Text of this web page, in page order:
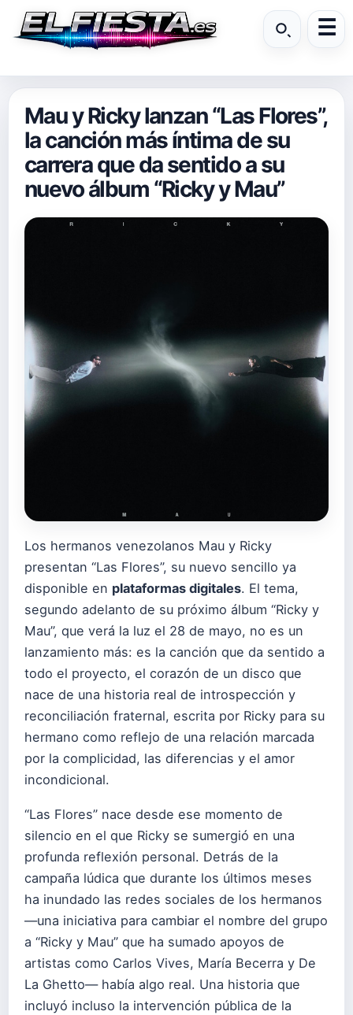
Mau y Ricky lanzan “Las Flores”,
la canción más íntima de su
carrera que da sentido a su
nuevo álbum “Ricky y Mau”
Los hermanos venezolanos Mau y Ricky
presentan “Las Flores”, su nuevo sencillo ya
disponible en plataformas digitales. El tema,
segundo adelanto de su próximo álbum “Ricky y
Mau”, que verá la luz el 28 de mayo, no es un
lanzamiento más: es la canción que da sentido a
todo el proyecto, el corazón de un disco que
nace de una historia real de introspección y
reconciliación fraternal, escrita por Ricky para su
hermano como reflejo de una relación marcada
por la complicidad, las diferencias y el amor
incondicional.
“Las Flores” nace desde ese momento de
silencio en el que Ricky se sumergió en una
profunda reflexión personal. Detrás de la
campaña lúdica que durante los últimos meses
ha inundado las redes sociales de los hermanos
—una iniciativa para cambiar el nombre del grupo
a “Ricky y Mau” que ha sumado apoyos de
artistas como Carlos Vives, María Becerra y De
La Ghetto— había algo real. Una historia que
incluyó incluso la intervención pública de la